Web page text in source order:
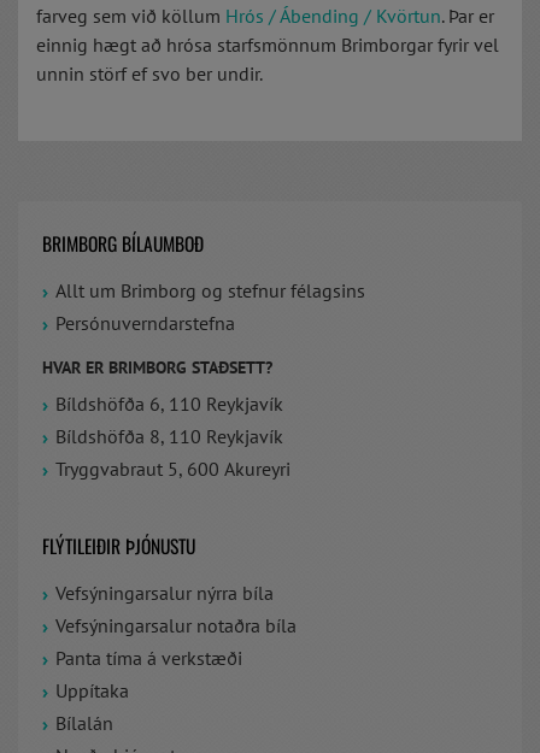
farveg sem við köllum Hrós / Ábending / Kvörtun. Þar er
einnig hægt að hrósa starfsmönnum Brimborgar fyrir vel
unnin störf ef svo ber undir.
BRIMBORG BÍLAUMBOÐ
Allt um Brimborg og stefnur félagsins
Persónuverndarstefna
HVAR ER BRIMBORG STAÐSETT?
Bíldshöfða 6, 110 Reykjavík
Bíldshöfða 8, 110 Reykjavík
Tryggvabraut 5, 600 Akureyri
FLÝTILEIÐIR ÞJÓNUSTU
Vefsýningarsalur nýrra bíla
Vefsýningarsalur notaðra bíla
Panta tíma á verkstæði
Uppítaka
Bílalán